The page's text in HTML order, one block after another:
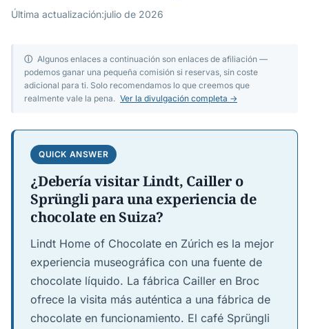
Última actualización:julio de 2026
ⓘ Algunos enlaces a continuación son enlaces de afiliación —
podemos ganar una pequeña comisión si reservas, sin coste
adicional para ti. Solo recomendamos lo que creemos que
realmente vale la pena. Ver la divulgación completa →
QUICK ANSWER
¿Debería visitar Lindt, Cailler o
Sprüngli para una experiencia de
chocolate en Suiza?
Lindt Home of Chocolate en Zúrich es la mejor
experiencia museográfica con una fuente de
chocolate líquido. La fábrica Cailler en Broc
ofrece la visita más auténtica a una fábrica de
chocolate en funcionamiento. El café Sprüngli